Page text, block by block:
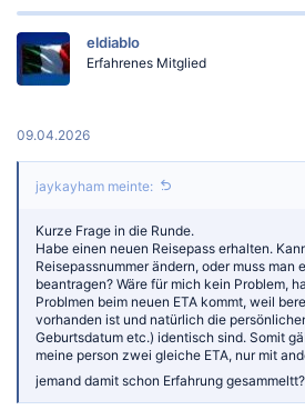
eldiablo
Erfahrenes Mitglied
09.04.2026
jaykayham meinte:
Kurze Frage in die Runde.
Habe einen neuen Reisepass erhalten.
Reisepassnummer ändern, oder muss man
beantragen? Wäre für mich kein Problem,
Problmen beim neuen ETA kommt, weil
vorhanden ist und natürlich die
Geburtsdatum etc.) identisch sind. Somit
meine person zwei gleiche ETA, nur mit
jemand damit schon Erfahrung